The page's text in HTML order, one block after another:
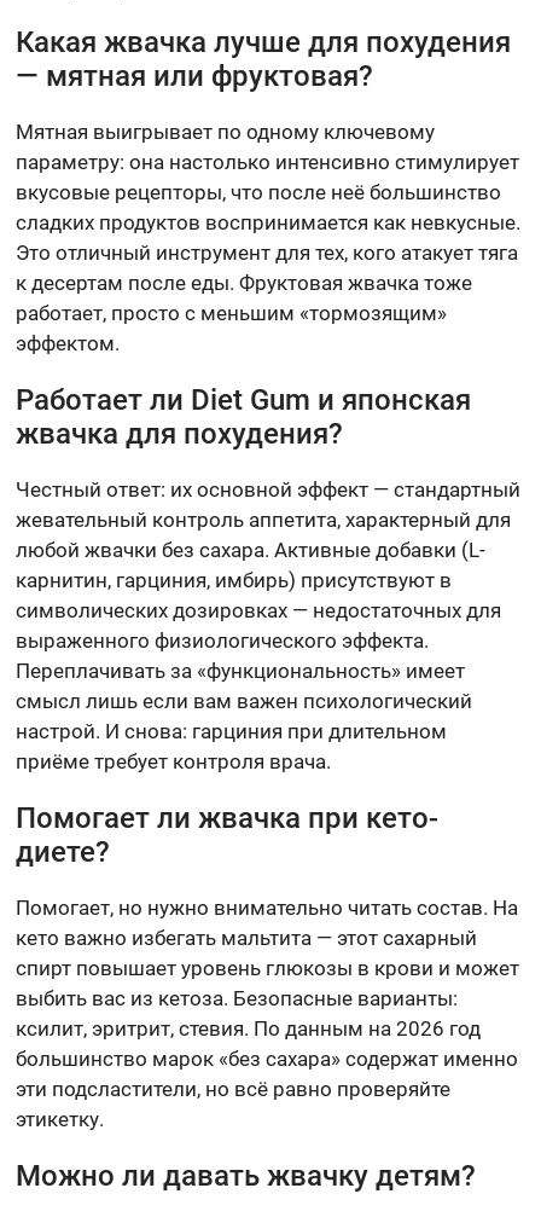
Какая жвачка лучше для похудения
— мятная или фруктовая?
Мятная выигрывает по одному ключевому
параметру: она настолько интенсивно стимулирует
вкусовые рецепторы, что после неё большинство
сладких продуктов воспринимается как невкусные.
Это отличный инструмент для тех, кого атакует тяга
к десертам после еды. Фруктовая жвачка тоже
работает, просто с меньшим «тормозящим»
эффектом.
Работает ли Diet Gum и японская
жвачка для похудения?
Честный ответ: их основной эффект — стандартный
жевательный контроль аппетита, характерный для
любой жвачки без сахара. Активные добавки (L-
карнитин, гарциния, имбирь) присутствуют в
символических дозировках — недостаточных для
выраженного физиологического эффекта.
Переплачивать за «функциональность» имеет
смысл лишь если вам важен психологический
настрой. И снова: гарциния при длительном
приёме требует контроля врача.
Помогает ли жвачка при кето-
диете?
Помогает, но нужно внимательно читать состав. На
кето важно избегать мальтита — этот сахарный
спирт повышает уровень глюкозы в крови и может
выбить вас из кетоза. Безопасные варианты:
ксилит, эритрит, стевия. По данным на 2026 год
большинство марок «без сахара» содержат именно
эти подсластители, но всё равно проверяйте
этикетку.
Можно ли давать жвачку детям?